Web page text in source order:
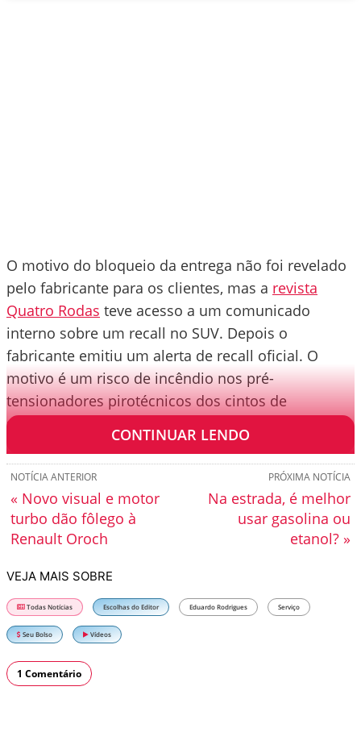
O motivo do bloqueio da entrega não foi revelado
pelo fabricante para os clientes, mas a revista
Quatro Rodas teve acesso a um comunicado
interno sobre um recall no SUV. Depois o
fabricante emitiu um alerta de recall oficial. O
motivo é um risco de incêndio nos pré-
tensionadores pirotécnicos dos cintos de
segurança.
CONTINUAR LENDO
PRÓXIMA NOTÍCIA
Na estrada, é melhor
usar gasolina ou
etanol? »
NOTÍCIA ANTERIOR
« Novo visual e motor
turbo dão fôlego à
Renault Oroch
VEJA MAIS SOBRE
Todas Notícias Escolhas do Editor Eduardo Rodrigues Serviço
Seu Bolso Vídeos
1 Comentário